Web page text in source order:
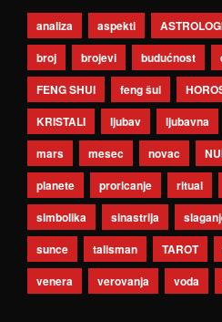
analiza aspekti
broj
brojevi budućnost
FENG SHUI
feng šui
KRISTALI
ljubav ljubavna
mars
mesec novac
planete
proricanje ritual
simbolika
sinastrija
sunce
talisman TAROT
venera
verovanja voda